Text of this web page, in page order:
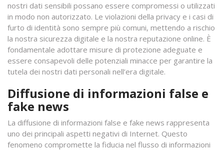
nostri dati sensibili possano essere compromessi o utilizzati
in modo non autorizzato. Le violazioni della privacy e i casi di
furto di identità sono sempre più comuni, mettendo a rischio
la nostra sicurezza digitale e la nostra reputazione online. È
fondamentale adottare misure di protezione adeguate e
essere consapevoli delle potenziali minacce per garantire la
tutela dei nostri dati personali nell’era digitale.
Diffusione di informazioni false e
fake news
La diffusione di informazioni false e fake news rappresenta
uno dei principali aspetti negativi di Internet. Questo
fenomeno compromette la fiducia nel flusso di informazioni